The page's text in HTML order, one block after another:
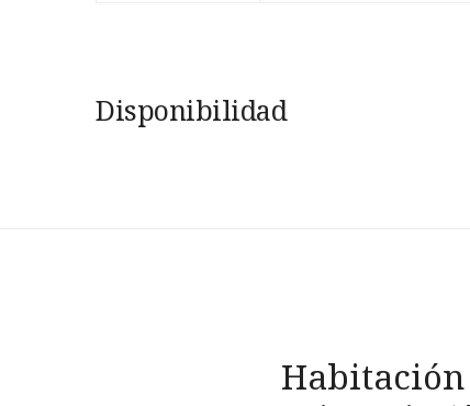
Disponibilidad
Habitación